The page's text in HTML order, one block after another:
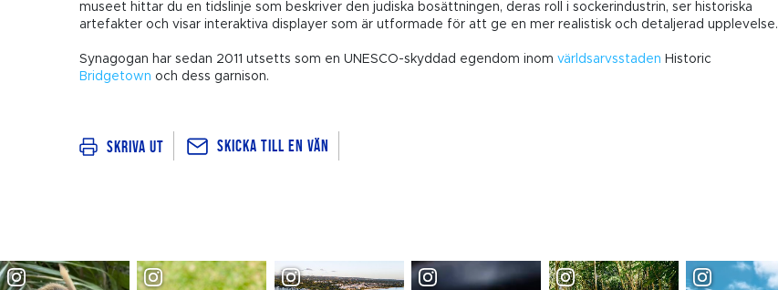
museet hittar du en tidslinje som beskriver den judiska bosättningen, deras roll i sockerindustrin, ser historiska
artefakter och visar interaktiva displayer som är utformade för att ge en mer realistisk och detaljerad upplevelse.
Synagogan har sedan 2011 utsetts som en UNESCO-skyddad egendom inom världsarvsstaden Historic
Bridgetown och dess garnison.
Skriva ut Skicka till en vän